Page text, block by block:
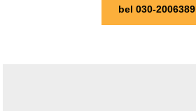
bel 030-2006389